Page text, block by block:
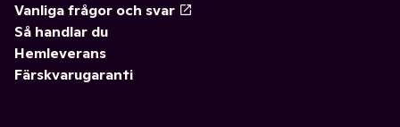
Vanliga frågor och svar
Så handlar du
Hemleverans
Färskvarugaranti